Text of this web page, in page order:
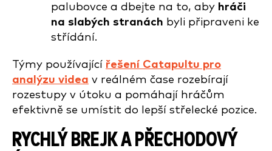
palubovce a dbejte na to, aby hráči
na slabých stranách byli připraveni ke
střídání.
Týmy používající řešení Catapultu pro
analýzu videa v reálném čase rozebírají
rozestupy v útoku a pomáhají hráčům
efektivně se umístit do lepší střelecké pozice.
RYCHLÝ BREJK A PŘECHODOVÝ